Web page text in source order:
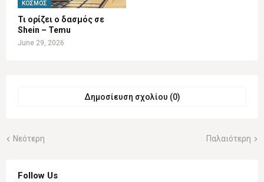
ΚΌΣΜΟΣ
Τι ορίζει ο δασμός σε
Shein – Temu
June 29, 2026
Δημοσίευση σχολίου (0)
Νεότερη Παλαιότερη
Follow Us